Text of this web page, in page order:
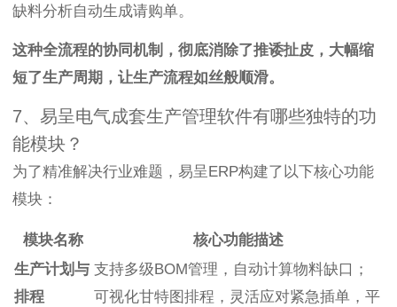
缺料分析自动生成请购单。
这种全流程的协同机制，彻底消除了推诿扯皮，大幅缩
短了生产周期，让生产流程如丝般顺滑。
7、易呈电气成套生产管理软件有哪些独特的功
能模块？
为了精准解决行业难题，易呈ERP构建了以下核心功能
模块：
模块名称
核心功能描述
生产计划与
排程
支持多级BOM管理，自动计算物料缺口；
可视化甘特图排程，灵活应对紧急插单，平